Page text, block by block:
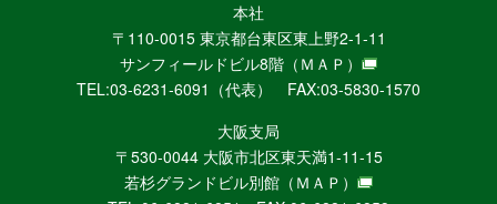
産
業
新
聞
社
ニ
ュ
本社
〒110-0015 東京都台東区東上野2-1-11
サンフィールドビル8階 （ＭＡＰ）
TEL:03-6231-6091（代表） FAX:03-5830-1570
大阪支局
〒530-0044 大阪市北区東天満1-11-15
若杉グランドビル別館 （ＭＡＰ）